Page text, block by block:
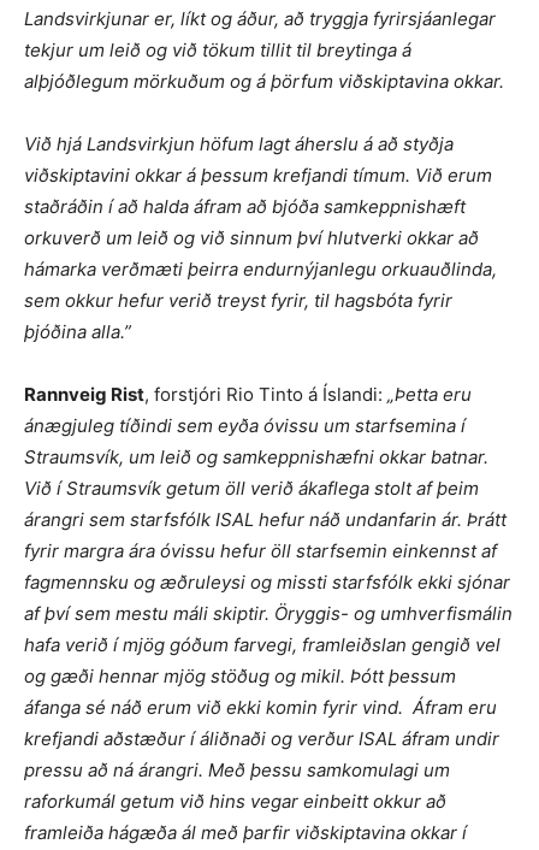
Landsvirkjunar er, líkt og áður, að tryggja fyrirsjáanlegar
tekjur um leið og við tökum tillit til breytinga á
alþjóðlegum mörkuðum og á þörfum viðskiptavina okkar.
Við hjá Landsvirkjun höfum lagt áherslu á að styðja
viðskiptavini okkar á þessum krefjandi tímum. Við erum
staðráðin í að halda áfram að bjóða samkeppnishæft
orkuverð um leið og við sinnum því hlutverki okkar að
hámarka verðmæti þeirra endurnýjanlegu orkuauðlinda,
sem okkur hefur verið treyst fyrir, til hagsbóta fyrir
þjóðina alla.”
Rannveig Rist, forstjóri Rio Tinto á Íslandi: „Þetta eru
ánægjuleg tíðindi sem eyða óvissu um starfsemina í
Straumsvík, um leið og samkeppnishæfni okkar batnar.
Við í Straumsvík getum öll verið ákaflega stolt af þeim
árangri sem starfsfólk ISAL hefur náð undanfarin ár. Þrátt
fyrir margra ára óvissu hefur öll starfsemin einkennst af
fagmennsku og æðruleysi og missti starfsfólk ekki sjónar
af því sem mestu máli skiptir. Öryggis- og umhverfismálin
hafa verið í mjög góðum farvegi, framleiðslan gengið vel
og gæði hennar mjög stöðug og mikil. Þótt þessum
áfanga sé náð erum við ekki komin fyrir vind. Áfram eru
krefjandi aðstæður í áliðnaði og verður ISAL áfram undir
pressu að ná árangri. Með þessu samkomulagi um
raforkumál getum við hins vegar einbeitt okkur að
framleiða hágæða ál með þarfir viðskiptavina okkar í